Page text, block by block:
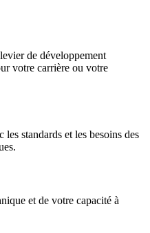
de développement
votre carrière ou votre
standards et les besoins des
et de votre capacité à